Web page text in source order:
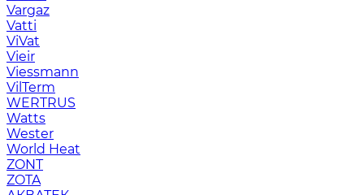
Vargaz
Vatti
ViVat
Vieir
Viessmann
VilTerm
WERTRUS
Watts
Wester
World Heat
ZONT
ZOTA